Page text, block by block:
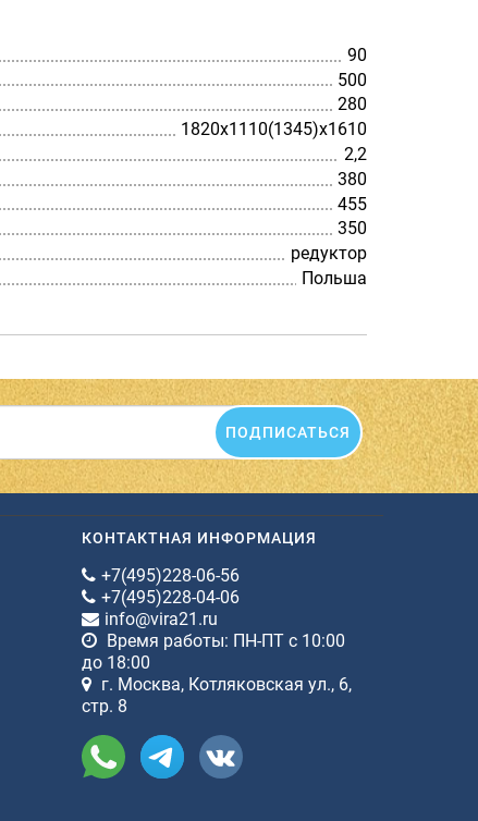
90
500
280
1820х1110(1345)х1610
2,2
380
455
350
редуктор
Польша
ПОДПИСАТЬСЯ
КОНТАКТНАЯ ИНФОРМАЦИЯ
+7(495)228-06-56
+7(495)228-04-06
info@vira21.ru
Время работы: ПН-ПТ с 10:00
до 18:00
г. Москва, Котляковская ул., 6,
стр. 8